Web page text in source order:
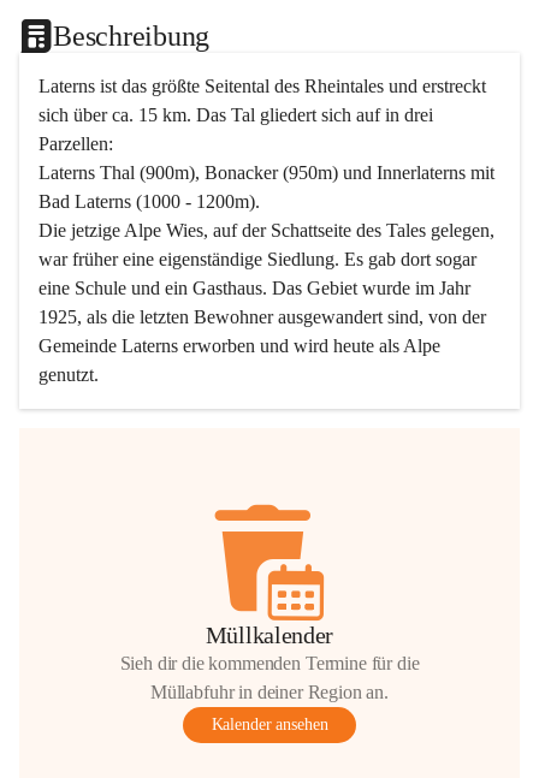
Beschreibung
Laterns ist das größte Seitental des Rheintales und erstreckt
sich über ca. 15 km. Das Tal gliedert sich auf in drei
Parzellen:
Laterns Thal (900m), Bonacker (950m) und Innerlaterns mit
Bad Laterns (1000 - 1200m).
Die jetzige Alpe Wies, auf der Schattseite des Tales gelegen,
war früher eine eigenständige Siedlung. Es gab dort sogar
eine Schule und ein Gasthaus. Das Gebiet wurde im Jahr
1925, als die letzten Bewohner ausgewandert sind, von der
Gemeinde Laterns erworben und wird heute als Alpe
genutzt.
Müllkalender
Sieh dir die kommenden Termine für die
Müllabfuhr in deiner Region an.
Kalender ansehen